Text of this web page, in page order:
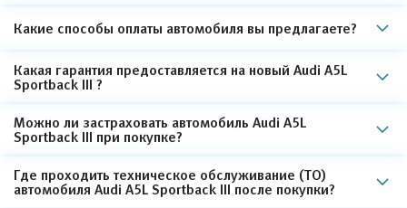
Какие способы оплаты автомобиля вы предлагаете?
Какая гарантия предоставляется на новый Audi A5L
Sportback III ?
Можно ли застраховать автомобиль Audi A5L
Sportback III при покупке?
Где проходить техническое обслуживание (ТО)
автомобиля Audi A5L Sportback III после покупки?